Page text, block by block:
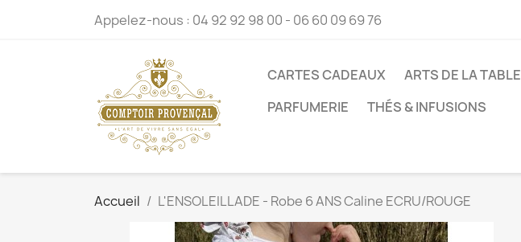
Appelez-nous : 04 92 92 98 00 - 06 60 09 69 76
CARTES CADEAUX ARTS DE LA TABLE
PARFUMERIE
THÉS & INFUSIONS
Accueil L'ENSOLEILLADE - Robe 6 ANS Caline ECRU/ROUGE